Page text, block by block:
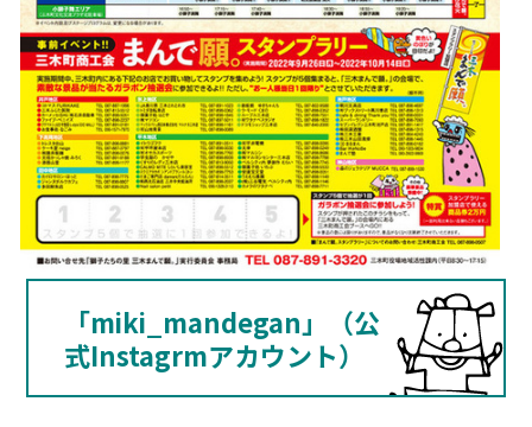
「miki_mandegan」（公
式Instagrmアカウント）